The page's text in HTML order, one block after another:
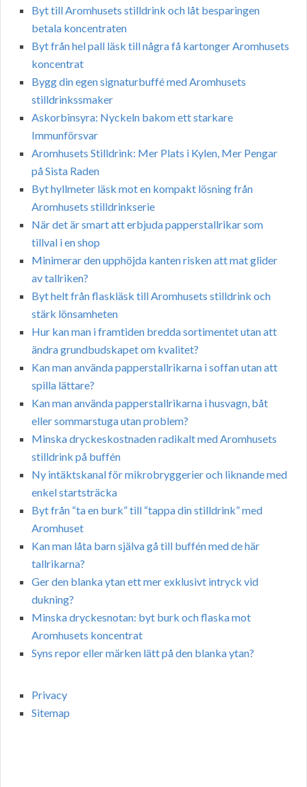
Byt till Aromhusets stilldrink och låt besparingen
betala koncentraten
Byt från hel pall läsk till några få kartonger Aromhusets
koncentrat
Bygg din egen signaturbuffé med Aromhusets
stilldrinkssmaker
Askorbinsyra: Nyckeln bakom ett starkare
Immunförsvar
Aromhusets Stilldrink: Mer Plats i Kylen, Mer Pengar
på Sista Raden
Byt hyllmeter läsk mot en kompakt lösning från
Aromhusets stilldrinkserie
När det är smart att erbjuda papperstallrikar som
tillval i en shop
Minimerar den upphöjda kanten risken att mat glider
av tallriken?
Byt helt från flaskläsk till Aromhusets stilldrink och
stärk lönsamheten
Hur kan man i framtiden bredda sortimentet utan att
ändra grundbudskapet om kvalitet?
Kan man använda papperstallrikarna i soffan utan att
spilla lättare?
Kan man använda papperstallrikarna i husvagn, båt
eller sommarstuga utan problem?
Minska dryckeskostnaden radikalt med Aromhusets
stilldrink på buffén
Ny intäktskanal för mikrobryggerier och liknande med
enkel startsträcka
Byt från “ta en burk” till “tappa din stilldrink” med
Aromhuset
Kan man låta barn själva gå till buffén med de här
tallrikarna?
Ger den blanka ytan ett mer exklusivt intryck vid
dukning?
Minska dryckesnotan: byt burk och flaska mot
Aromhusets koncentrat
Syns repor eller märken lätt på den blanka ytan?
Privacy
Sitemap